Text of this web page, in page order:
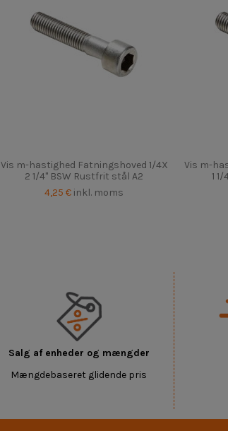
Vis m-hastighed Fatningshoved 1/4X
2 1/4" BSW Rustfrit stål A2
4,25 € inkl. moms
Vis m-
1
Salg af enheder og mængder
Mængdebaseret glidende pris